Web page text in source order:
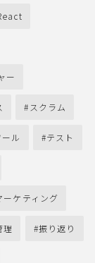
ー
スクラム
ール テスト
ーケティング
理 振り返り